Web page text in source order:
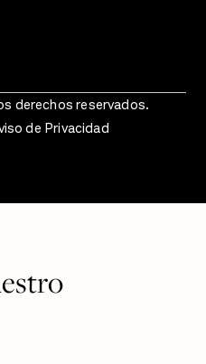
derechos reservados.
de Privacidad